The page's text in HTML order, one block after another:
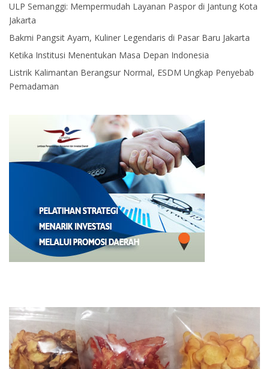
ULP Semanggi: Mempermudah Layanan Paspor di Jantung Kota
Jakarta
Bakmi Pangsit Ayam, Kuliner Legendaris di Pasar Baru Jakarta
Ketika Institusi Menentukan Masa Depan Indonesia
Listrik Kalimantan Berangsur Normal, ESDM Ungkap Penyebab
Pemadaman